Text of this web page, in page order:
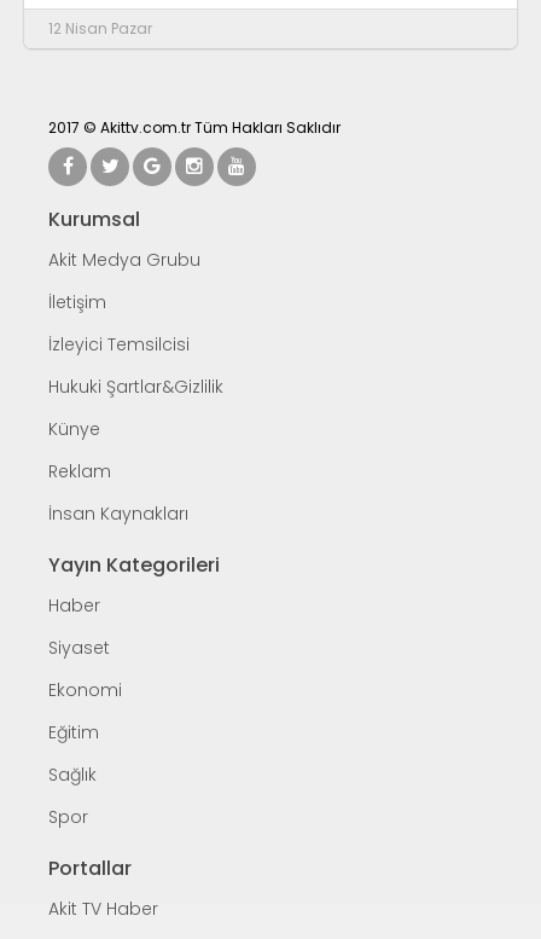
12 Nisan Pazar
2017 © Akittv.com.tr Tüm Hakları Saklıdır
Kurumsal
Akit Medya Grubu
İletişim
İzleyici Temsilcisi
Hukuki Şartlar&Gizlilik
Künye
Reklam
İnsan Kaynakları
Yayın Kategorileri
Haber
Siyaset
Ekonomi
Eğitim
Sağlık
Spor
Portallar
Akit TV Haber